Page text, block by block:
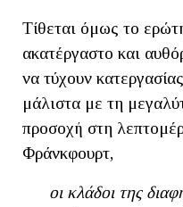
Τίθεται όμως το
ακατέργαστο και
να τύχουν
μάλιστα με τη
προσοχή στη
Φράνκφουρτ,
οι κλάδοι της